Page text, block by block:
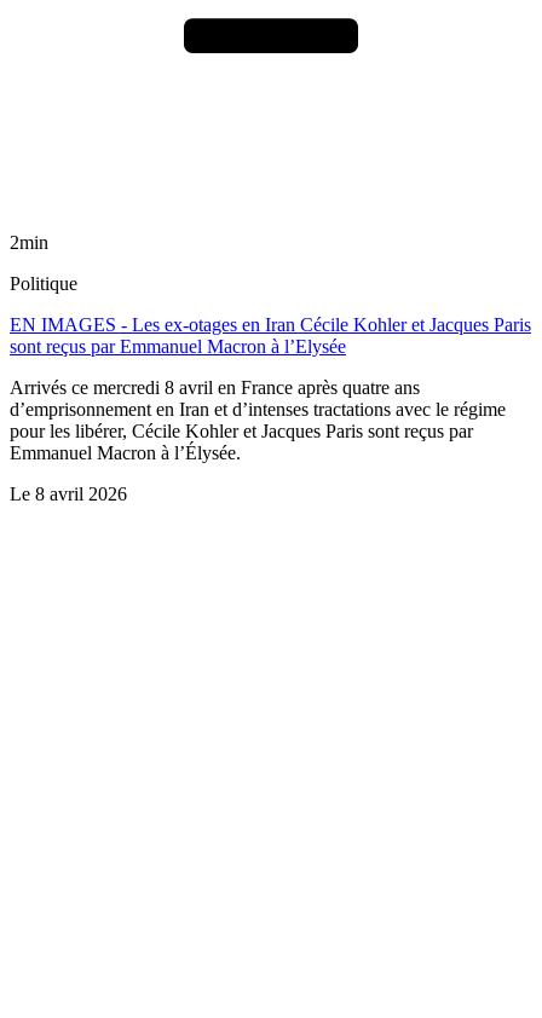
2min
Politique
EN IMAGES - Les ex-otages en Iran Cécile Kohler et Jacques Paris
sont reçus par Emmanuel Macron à l’Elysée
Arrivés ce mercredi 8 avril en France après quatre ans
d’emprisonnement en Iran et d’intenses tractations avec le régime
pour les libérer, Cécile Kohler et Jacques Paris sont reçus par
Emmanuel Macron à l’Élysée.
Le 8 avril 2026